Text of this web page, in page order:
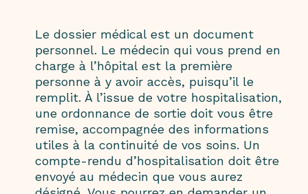
Le dossier médical est un document
personnel. Le médecin qui vous prend en
charge à l’hôpital est la première
personne à y avoir accès, puisqu’il le
remplit. À l’issue de votre hospitalisation,
une ordonnance de sortie doit vous être
remise, accompagnée des informations
utiles à la continuité de vos soins. Un
compte-rendu d’hospitalisation doit être
envoyé au médecin que vous aurez